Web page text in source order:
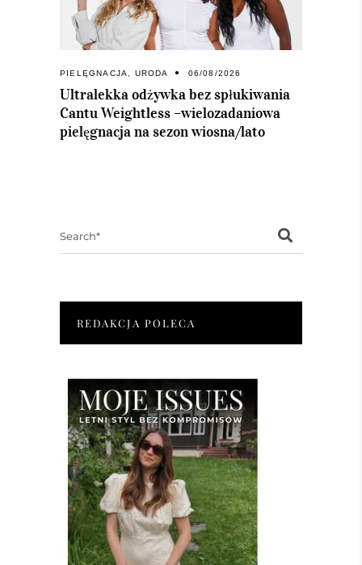
PIELĘGNACJA URODA 06/08/2026
Ultralekka odżywka bez spłukiwania
Cantu Weightless –wielozadaniowa
pielęgnacja na sezon wiosna/lato
REDAKCJA POLECA